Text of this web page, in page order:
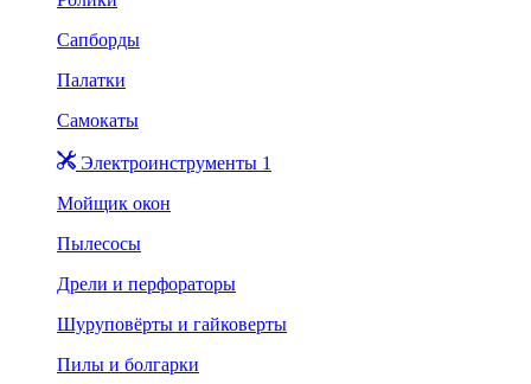
Сапборды
Палатки
Самокаты
Электроинструменты 1
Мойщик окон
Пылесосы
Дрели и перфораторы
Шуруповёрты и гайковерты
Пилы и болгарки